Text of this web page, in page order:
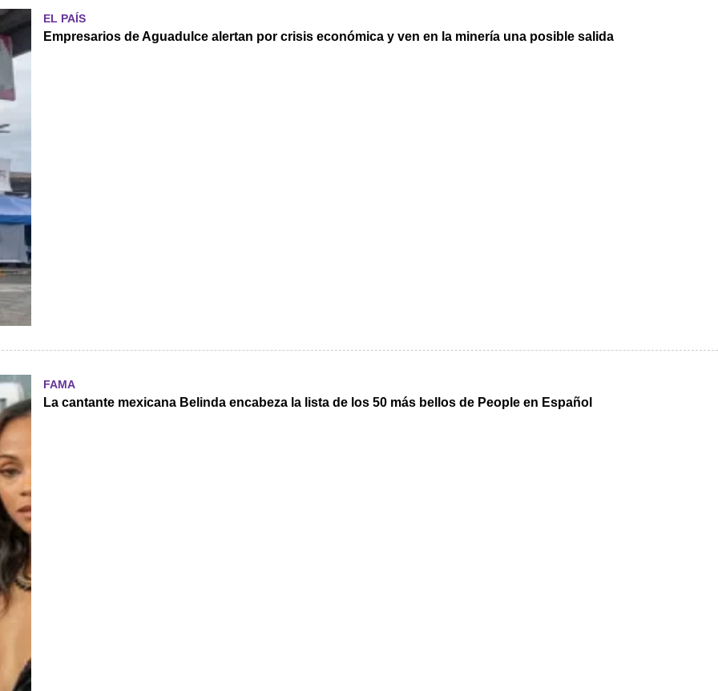
EL PAÍS
Empresarios de Aguadulce alertan por crisis económica y ven en la minería una posible salida
FAMA
La cantante mexicana Belinda encabeza la lista de los 50 más bellos de People en Español